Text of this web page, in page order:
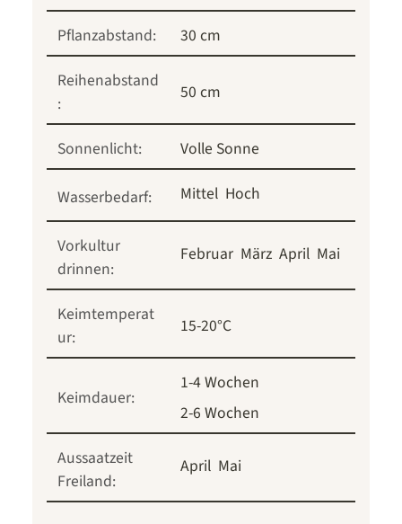
Pflanzabstand:
30 cm
Reihenabstand
:
50 cm
Sonnenlicht: Volle Sonne
Wasserbedarf: Mittel Hoch
Vorkultur
drinnen:
Februar März April Mai
Keimtemperat
ur:
15-20°C
Keimdauer:
1-4 Wochen
2-6 Wochen
Aussaatzeit
Freiland:
April Mai